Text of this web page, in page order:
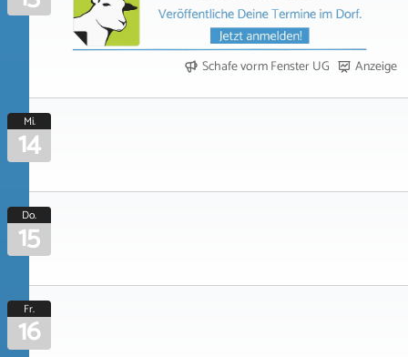
Schafe vorm Fenster UG Anzeige
Mi.
14
Do.
15
Fr.
16